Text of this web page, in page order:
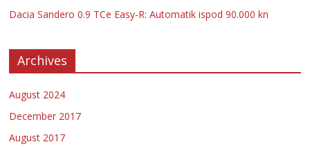
Dacia Sandero 0.9 TCe Easy-R: Automatik ispod 90.000 kn
Archives
August 2024
December 2017
August 2017